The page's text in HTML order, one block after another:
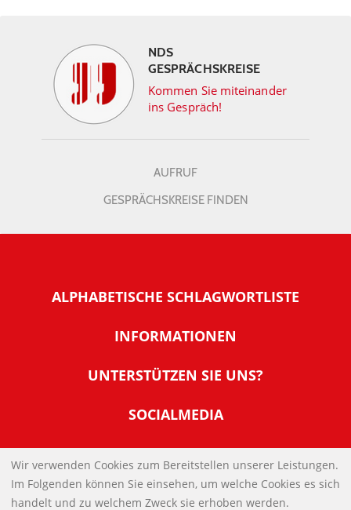
NDS
GESPRÄCHSKREISE
Kommen Sie miteinander
ins Gespräch!
AUFRUF
GESPRÄCHSKREISE FINDEN
ALPHABETISCHE SCHLAGWORTLISTE
INFORMATIONEN
Warum NachDenkSeiten
Tipps zur Nutzung der NachDenkSeiten
Banner und E-Mail-Signaturen
Links
Kontakt
UNTERSTÜTZEN SIE UNS?
Werden Sie Fördermitglied
Spenden Sie Online
SOCIALMEDIA
IMPRESSUM
DATENSCHUTZERKLÄRUNG
Wir verwenden Cookies zum Bereitstellen unserer Leistungen.
Im Folgenden können Sie einsehen, um welche Cookies es sich
handelt und zu welchem Zweck sie erhoben werden.